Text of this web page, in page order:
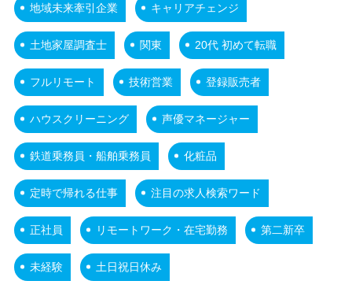
地域未来牽引企業 キャリアチェンジ
土地家屋調査士 関東 20代 初めて転職
フルリモート 技術営業 登録販売者
ハウスクリーニング 声優マネージャー
鉄道乗務員・船舶乗務員 化粧品
定時で帰れる仕事 注目の求人検索ワード
正社員 リモートワーク・在宅勤務 第二新卒
未経験 土日祝日休み